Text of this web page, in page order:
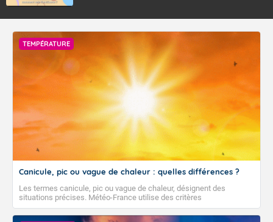
TEMPÉRATURE
Canicule, pic ou vague de chaleur : quelles différences ?
Les termes canicule, pic ou vague de chaleur, désignent des
situations précises. Météo-France utilise des critères
climatologiques pour évaluer et qualifier les épisodes de chaleur qui
peuvent avoir des impacts sanitaires et socio-économiques